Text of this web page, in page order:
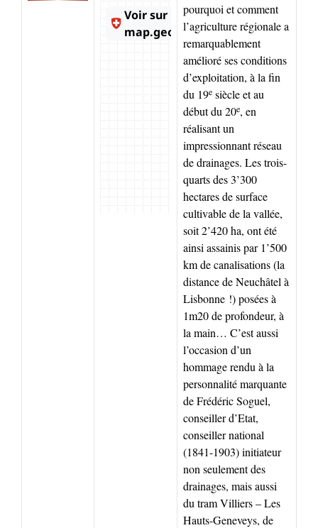
pourquoi et comment
l’agriculture régionale a
remarquablement
amélioré ses conditions
d’exploitation, à la fin
du 19e siècle et au
début du 20e, en
réalisant un
impressionnant réseau
de drainages. Les trois-
quarts des 3’300
hectares de surface
cultivable de la vallée,
soit 2’420 ha, ont été
ainsi assainis par 1’500
km de canalisations (la
distance de Neuchâtel à
Lisbonne !) posées à
1m20 de profondeur, à
la main… C’est aussi
l’occasion d’un
hommage rendu à la
personnalité marquante
de Frédéric Soguel,
conseiller d’Etat,
conseiller national
(1841-1903) initiateur
non seulement des
drainages, mais aussi
du tram Villiers – Les
Hauts-Geneveys, de